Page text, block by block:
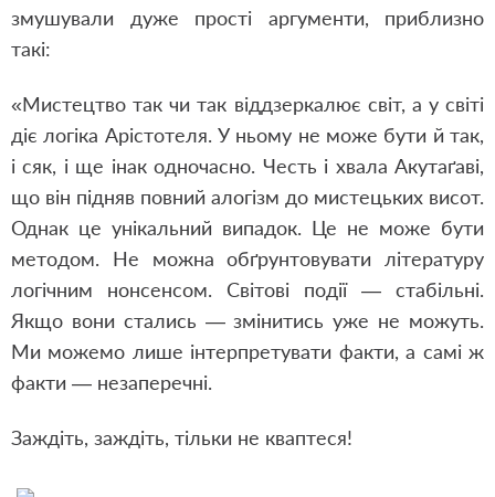
змушували дуже прості аргументи, приблизно
такі:
«Мистецтво так чи так віддзеркалює світ, а у світі
діє логіка Арістотеля. У ньому не може бути й так,
і сяк, і ще інак одночасно. Честь і хвала Акутаґаві,
що він підняв повний алогізм до мистецьких висот.
Однак це унікальний випадок. Це не може бути
методом. Не можна обґрунтовувати літературу
логічним нонсенсом. Світові події — стабільні.
Якщо вони стались — змінитись уже не можуть.
Ми можемо лише інтерпретувати факти, а самі ж
факти — незаперечні.
Заждіть, заждіть, тільки не кваптеся!